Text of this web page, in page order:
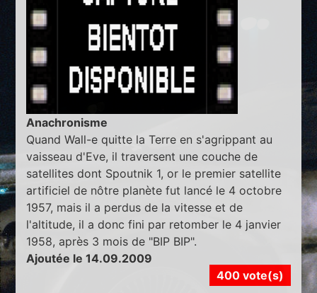
Anachronisme
Quand Wall-e quitte la Terre en s'agrippant au
vaisseau d'Eve, il traversent une couche de
satellites dont Spoutnik 1, or le premier satellite
artificiel de nôtre planète fut lancé le 4 octobre
1957, mais il a perdus de la vitesse et de
l'altitude, il a donc fini par retomber le 4 janvier
1958, après 3 mois de "BIP BIP".
Ajoutée le 14.09.2009
400 vote(s)